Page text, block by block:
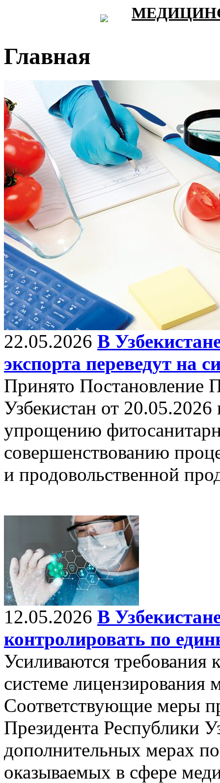
Главная
22.05.2026 В
экспорта переведут на
Принято Постановление
Узбекистан от
упрощению
совершенствованию
и продовольственной
12.05.2026 В
контролировать по
Усиливаются требования
системе лицензирования
Соответствующие меры
Президента Республики
дополнительных мерах
оказываемых в сфере